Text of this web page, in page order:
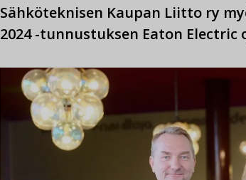
Sähköteknisen Kaupan Liitto ry
2024 -tunnustuksen Eaton Electric